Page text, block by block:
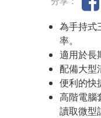
為手持式
率。
適用於長
配備大型
便利的快
高階電腦
讀取微型